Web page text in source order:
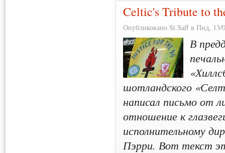
Celtic's Tribute to
Опубликовано St.Saff в Пнд, 13/
В
шотландского
написал письмо от
отношение к
исполнительному
Пэрри. Вот текст